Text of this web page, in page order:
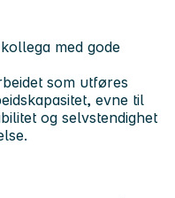
med gode
som utføres
evne til
og selvstendighet